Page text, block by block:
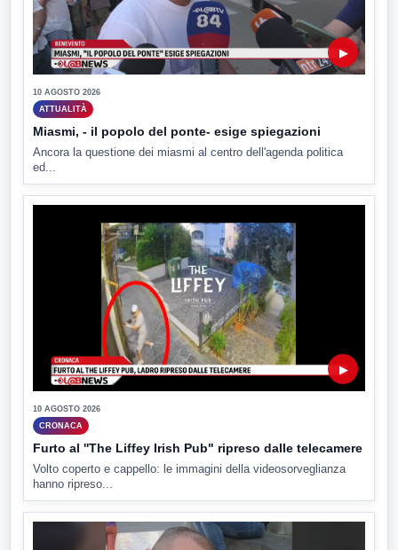
▶
10 AGOSTO 2026
ATTUALITÀ
Miasmi, - il popolo del ponte- esige spiegazioni
Ancora la questione dei miasmi al centro dell'agenda politica
ed...
▶
10 AGOSTO 2026
CRONACA
Furto al ''The Liffey Irish Pub" ripreso dalle telecamere
Volto coperto e cappello: le immagini della videosorveglianza
hanno ripreso...